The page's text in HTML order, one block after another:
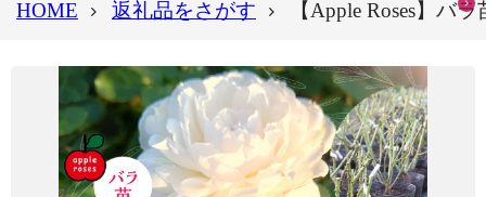
HOME 返礼品をさがす 【Apple Roses】バ